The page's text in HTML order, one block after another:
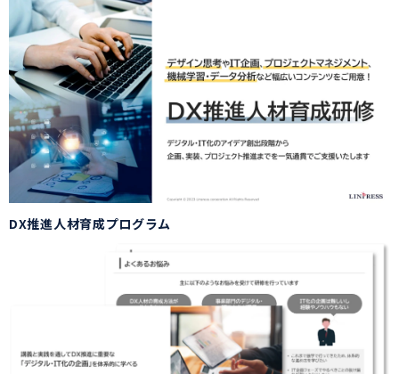
DX推進人材育成プログラム